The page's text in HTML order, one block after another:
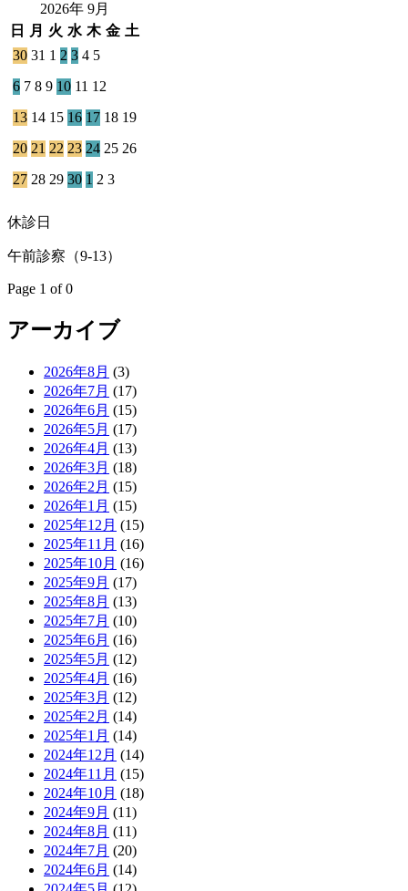
2026年 9月
日
月 火 水 木 金 土
30 31 1 2 3 4 5
6 7 8 9 10 11 12
13 14 15 16 17 18 19
20 21 22 23 24 25 26
27 28 29 30 1 2 3
休診日
午前診察（9-13）
Page 1 of 0
アーカイブ
2026年8月 (3)
2026年7月 (17)
2026年6月 (15)
2026年5月 (17)
2026年4月 (13)
2026年3月 (18)
2026年2月 (15)
2026年1月 (15)
2025年12月 (15)
2025年11月 (16)
2025年10月 (16)
2025年9月 (17)
2025年8月 (13)
2025年7月 (10)
2025年6月 (16)
2025年5月 (12)
2025年4月 (16)
2025年3月 (12)
2025年2月 (14)
2025年1月 (14)
2024年12月 (14)
2024年11月 (15)
2024年10月 (18)
2024年9月 (11)
2024年8月 (11)
2024年7月 (20)
2024年6月 (14)